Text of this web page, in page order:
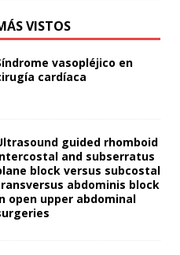
VISTOS
vasopléjico en
cardíaca
guided rhomboid
and subserratus
block versus subcostal
abdominis block
open upper abdominal